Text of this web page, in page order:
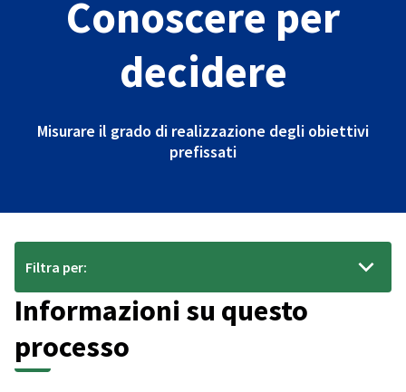
Conoscere per
decidere
Misurare il grado di realizzazione degli obiettivi
prefissati
Informazioni su questo
processo
Filtra per: